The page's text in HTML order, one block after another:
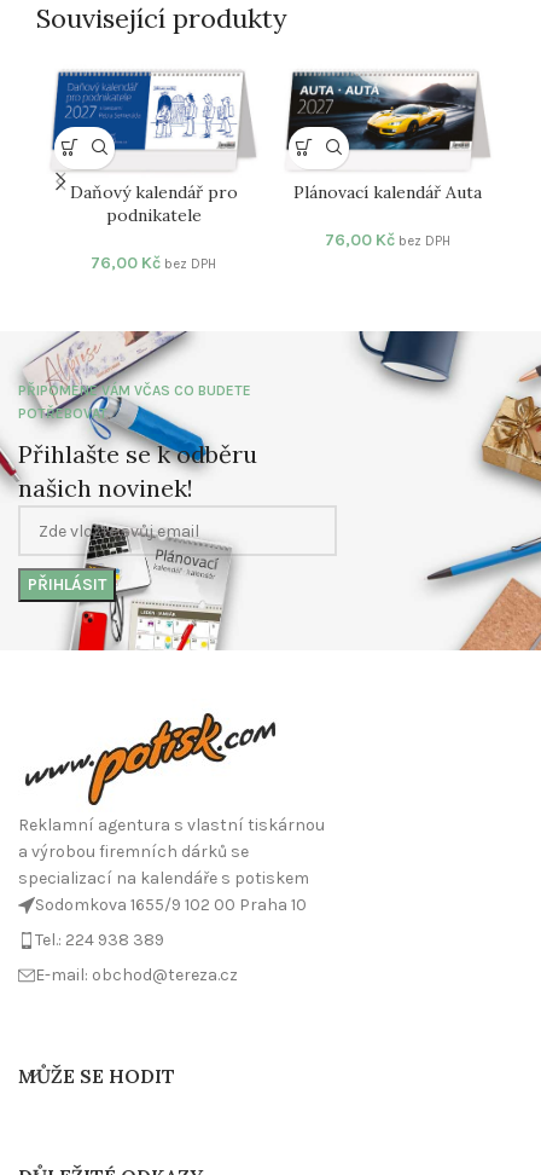
Související produkty
Daňový kalendář pro
podnikatele
76,00 Kč bez DPH
Plánovací kalendář Auta
76,00 Kč bez DPH
PŘIPOMENE VÁM VČAS CO BUDETE
POTŘEBOVAT
Přihlašte se k odběru
našich novinek!
Reklamní agentura s vlastní tiskárnou
a výrobou firemních dárků se
specializací na kalendáře s potiskem
Sodomkova 1655/9 102 00 Praha 10
Tel.: 224 938 389
E-mail: obchod@tereza.cz
MŮŽE SE HODIT